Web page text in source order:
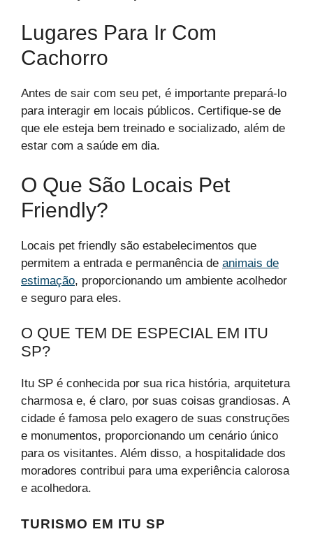
Lugares Para Ir Com
Cachorro
Antes de sair com seu pet, é importante prepará-lo
para interagir em locais públicos. Certifique-se de
que ele esteja bem treinado e socializado, além de
estar com a saúde em dia.
O Que São Locais Pet
Friendly?
Locais pet friendly são estabelecimentos que
permitem a entrada e permanência de animais de
estimação, proporcionando um ambiente acolhedor
e seguro para eles.
O QUE TEM DE ESPECIAL EM ITU
SP?
Itu SP é conhecida por sua rica história, arquitetura
charmosa e, é claro, por suas coisas grandiosas. A
cidade é famosa pelo exagero de suas construções
e monumentos, proporcionando um cenário único
para os visitantes. Além disso, a hospitalidade dos
moradores contribui para uma experiência calorosa
e acolhedora.
TURISMO EM ITU SP